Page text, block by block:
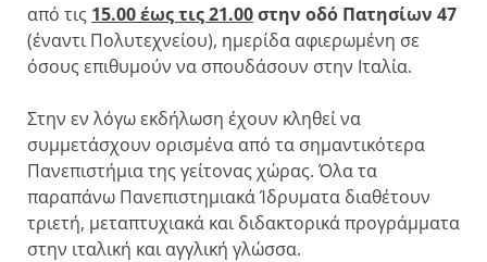
από τις 15.00 έως τις 21.00στην οδό Πατησίων 47
(έναντι Πολυτεχνείου), ημερίδα αφιερωμένη σε
όσους επιθυμούν να σπουδάσουν στην Ιταλία.
Στην εν λόγω εκδήλωση έχουν κληθεί να
συμμετάσχουν ορισμένα από τα σημαντικότερα
Πανεπιστήμια της γείτονας χώρας. Όλα τα
παραπάνω Πανεπιστημιακά Ίδρυματα διαθέτουν
τριετή, μεταπτυχιακά και διδακτορικά προγράμματα
στην ιταλική και αγγλική γλώσσα.